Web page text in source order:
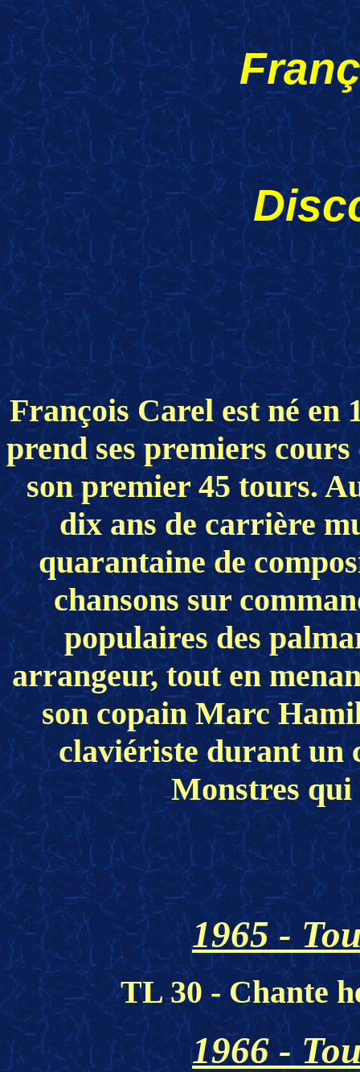
François Carel est né en
prend ses premiers
son premier 45 tours.
dix ans de carrière
quarantaine de
chansons sur
populaires des
arrangeur, tout en
son copain Marc
claviériste durant un
Monstres qui
1965 -
TL 30 - Chante
1966 -